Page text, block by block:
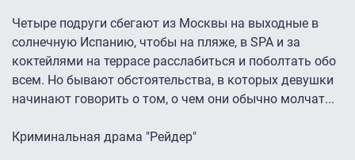
Четыре подруги сбегают из Москвы на выходные в
солнечную Испанию, чтобы на пляже, в SPA и за
коктейлями на террасе расслабиться и поболтать обо
всем. Но бывают обстоятельства, в которых девушки
начинают говорить о том, о чем они обычно молчат...
Криминальная драма "Рейдер"